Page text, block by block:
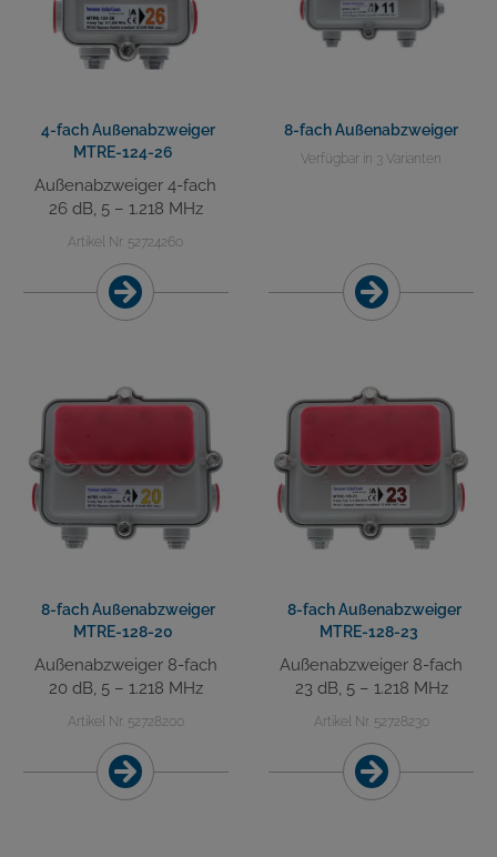
4-fach Außenabzweiger
MTRE-124-26
Außenabzweiger 4-fach
26 dB, 5 – 1.218 MHz
Artikel Nr. 52724260
8-fach Außenabzweiger
Verfügbar in 3 Varianten
8-fach Außenabzweiger
MTRE-128-20
Außenabzweiger 8-fach
20 dB, 5 – 1.218 MHz
Artikel Nr. 52728200
8-fach Außenabzweiger
MTRE-128-23
Außenabzweiger 8-fach
23 dB, 5 – 1.218 MHz
Artikel Nr. 52728230